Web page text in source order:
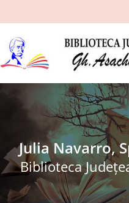
Despre bibliotecă
Pagina cititorului
Ştiri şi evenimente
Programe şi proiecte
Interes public
Julia Navarro,
Biblioteca